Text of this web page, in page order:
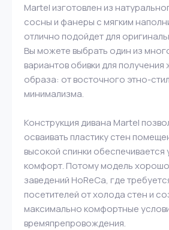
Martel изготовлен из
сосны и фанеры с мягким
отлично подойдет для
Вы можете выбрать один из
вариантов обивки для
образа: от восточного этно-
минимализма.
Конструкция дивана Martel
осваивать пластику стен
высокой спинки обеспечивается
комфорт. Потому модель
заведений HoReCa, где
посетителей от холода стен и
максимально комфортные
времяпрепровождения.